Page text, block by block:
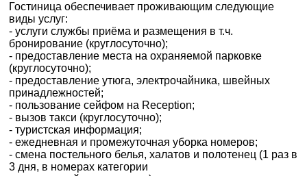
Гостиница обеспечивает проживающим следующие
виды услуг:
- услуги службы приёма и размещения в т.ч.
бронирование (круглосуточно);
- предоставление места на охраняемой парковке
(круглосуточно);
- предоставление утюга, электрочайника, швейных
принадлежностей;
- пользование сейфом на Reception;
- вызов такси (круглосуточно);
- туристская информация;
- ежедневная и промежуточная уборка номеров;
- смена постельного белья, халатов и полотенец (1 раз в
3 дня, в номерах категории